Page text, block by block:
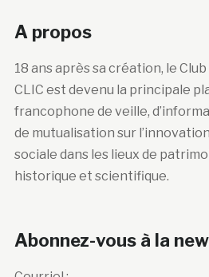
A propos
18 ans après sa création, le
CLIC est devenu la principale
francophone de veille,
de mutualisation sur
sociale dans les lieux de
historique et scientifique.
Abonnez-vous à la